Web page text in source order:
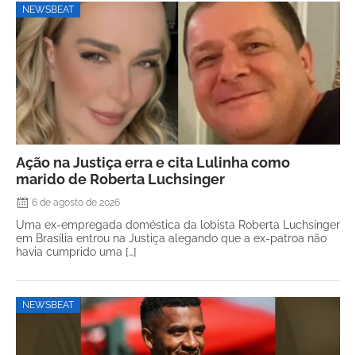
NEWSBEAT
Ação na Justiça erra e cita Lulinha como
marido de Roberta Luchsinger
6 de agosto de 2026
Uma ex-empregada doméstica da lobista Roberta Luchsinger
em Brasília entrou na Justiça alegando que a ex-patroa não
havia cumprido uma […]
NEWSBEAT